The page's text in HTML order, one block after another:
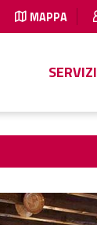
MAPPA
SERVIZI